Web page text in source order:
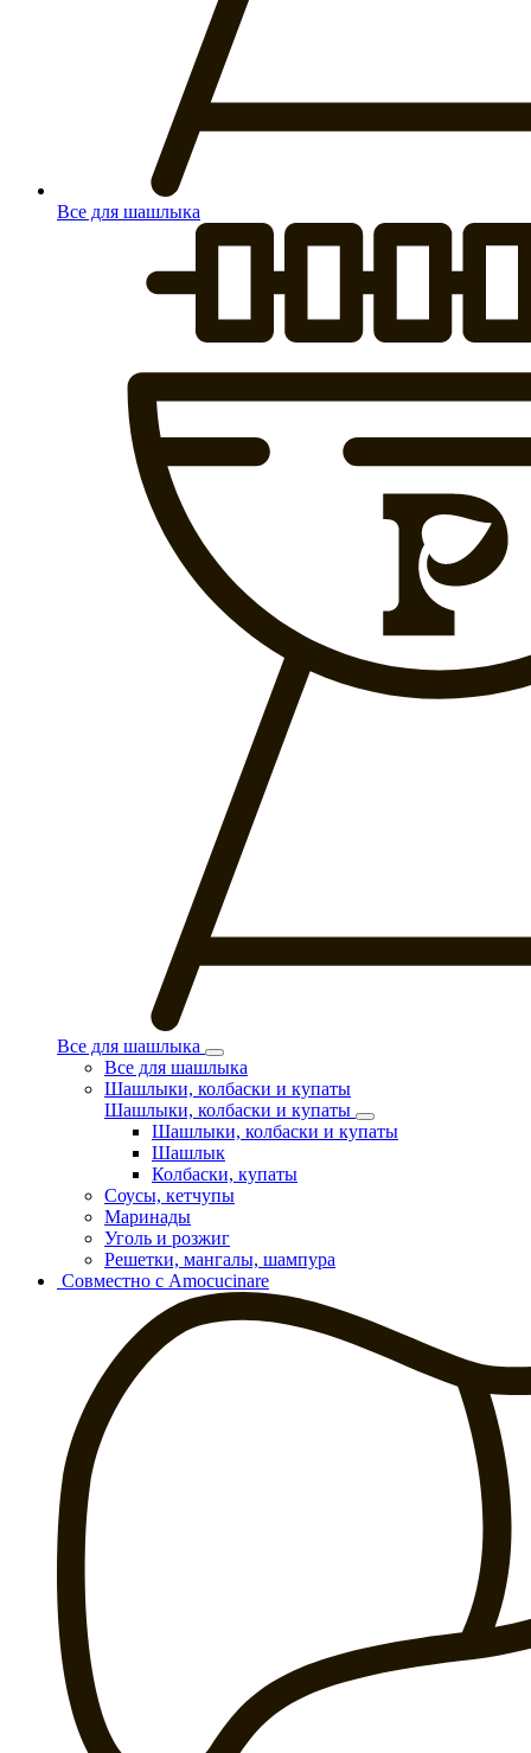
Все для шашлыка
Все для шашлыка
Все для шашлыка
Шашлыки, колбаски и купаты
Шашлыки, колбаски и купаты
Шашлыки, колбаски и купаты
Шашлык
Колбаски, купаты
Соусы, кетчупы
Маринады
Уголь и розжиг
Решетки, мангалы, шампура
Совместно с Amocucinare